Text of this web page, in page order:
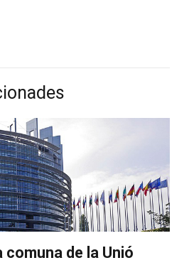
comuna de la Unió